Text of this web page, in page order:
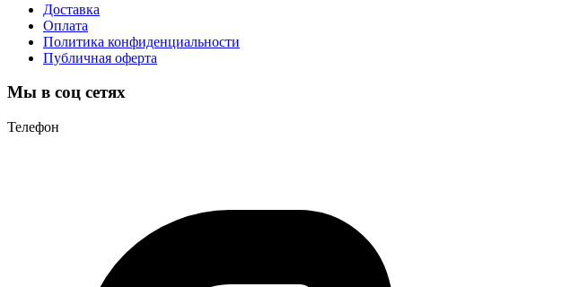
Доставка
Оплата
Политика конфиденциальности
Публичная оферта
Мы в соц сетях
Телефон